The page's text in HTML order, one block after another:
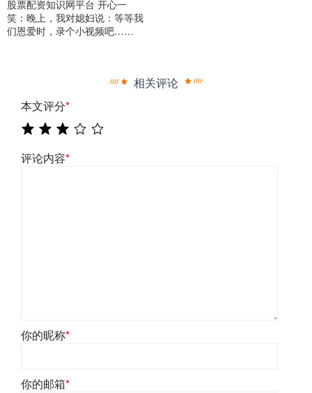
股票配资知识网平台 开心一
笑：晚上，我对媳妇说：等等我
们恩爱时，录个小视频吧……
相关评论
本文评分*
评论内容*
你的昵称*
你的邮箱*